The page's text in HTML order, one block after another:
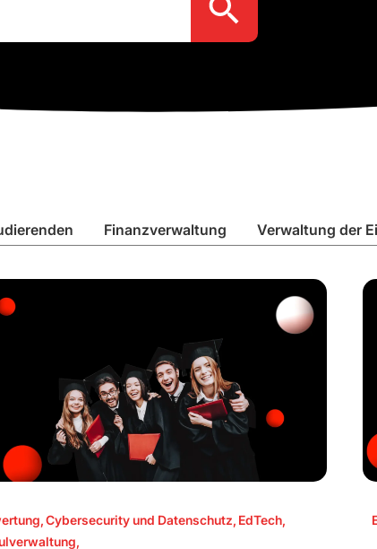
Finanzverwaltung Verwaltung der
,Cybersecurity und Datenschutz, EdTech,
,